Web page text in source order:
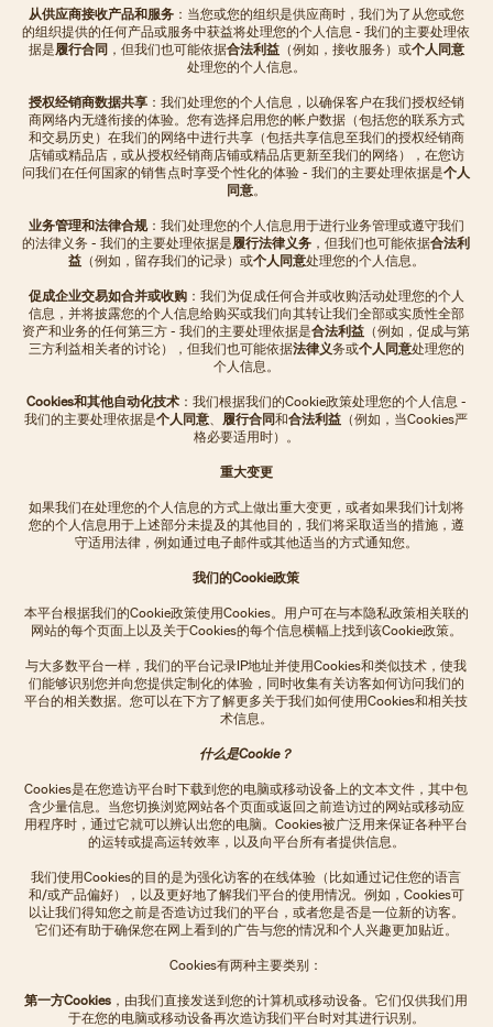
从供应商接收产品和服务：当您或您的组织是供应商时，我们为了从您或您
的组织提供的任何产品或服务中获益将处理您的个人信息 - 我们的主要处理依
据是履行合同 ，但我们也可能依据合法利益（例如，接收服务）或个人同意
处理您的个人信息。
授权经销商数据共享：我们处理您的个人信息，以确保客户在我们授权经销
商网络内无缝衔接的体验。您有选择启用您的帐户数据（包括您的联系方式
和交易历史）在我们的网络中进行共享（包括共享信息至我们的授权经销商
店铺或精品店，或从授权经销商店铺或精品店更新至我们的网络），在您访
问我们在任何国家的销售点时享受个性化的体验 - 我们的主要处理依据是个人
同意。
业务管理和法律合规：我们处理您的个人信息用于进行业务管理或遵守我们
的法律义务 - 我们的主要处理依据是履行法律义务 ，但我们也可能依据合法利
益（例如，留存我们的记录）或个人同意处理您的个人信息。
促成企业交易如合并或收购：我们为促成任何合并或收购活动处理您的个人
信息，并将披露您的个人信息给购买或我们向其转让我们全部或实质性全部
资产和业务的任何第三方 - 我们的主要处理依据是合法利益 （例如，促成与第
三方利益相关者的讨论），但我们也可能依据法律义务或个人同意处理您的
个人信息。
Cookies和其他自动化技术：我们根据我们的Cookie政策处理您的个人信息 -
我们的主要处理依据是个人同意 履行合同和合法利益 （例如，当Cookies严
格必要适用时）。
重大变更
如果我们在处理您的个人信息的方式上做出重大变更，或者如果我们计划将
您的个人信息用于上述部分未提及的其他目的，我们将采取适当的措施，遵
守适用法律，例如通过电子邮件或其他适当的方式通知您。
我们的Cookie政策
本平台根据我们的Cookie政策使用Cookies。用户可在与本隐私政策相关联的
网站的每个页面上以及关于Cookies的每个信息横幅上找到该Cookie政策。
与大多数平台一样，我们的平台记录IP地址并使用Cookies和类似技术，使我
们能够识别您并向您提供定制化的体验，同时收集有关访客如何访问我们的
平台的相关数据。您可以在下方了解更多关于我们如何使用Cookies和相关技
术信息。
什么是Cookie？
Cookies是在您造访平台时下载到您的电脑或移动设备上的文本文件，其中包
含少量信息。当您切换浏览网站各个页面或返回之前造访过的网站或移动应
用程序时，通过它就可以辨认出您的电脑。Cookies被广泛用来保证各种平台
的运转或提高运转效率，以及向平台所有者提供信息。
我们使用Cookies的目的是为强化访客的在线体验（比如通过记住您的语言
和/或产品偏好），以及更好地了解我们平台的使用情况。例如，Cookies可
以让我们得知您之前是否造访过我们的平台，或者您是否是一位新的访客。
它们还有助于确保您在网上看到的广告与您的情况和个人兴趣更加贴近。
Cookies有两种主要类别：
第一方Cookies ，由我们直接发送到您的计算机或移动设备。它们仅供我们用
于在您的电脑或移动设备再次造访我们平台时对其进行识别。